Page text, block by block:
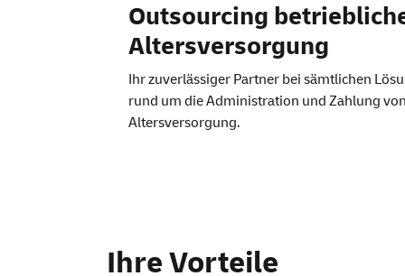
Outsourcing
Altersversorgung
Ihr zuverlässiger Partner bei sämtlichen
rund um die Administration und Zahlung von
Altersversorgung.
Outsourcing
Ihre Vorteile